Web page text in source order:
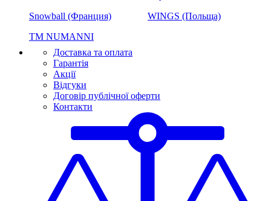
Snowball (Франция)
WINGS (Польща)
ТМ NUMANNI
Доставка та оплата
Гарантія
Акції
Відгуки
Договір публічної оферти
Контакти